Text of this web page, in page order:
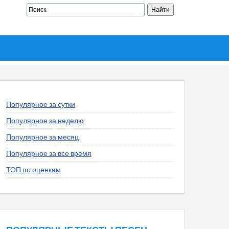
Популярное за сутки
Популярное за неделю
Популярное за месяц
Популярное за все время
ТОП по оценкам